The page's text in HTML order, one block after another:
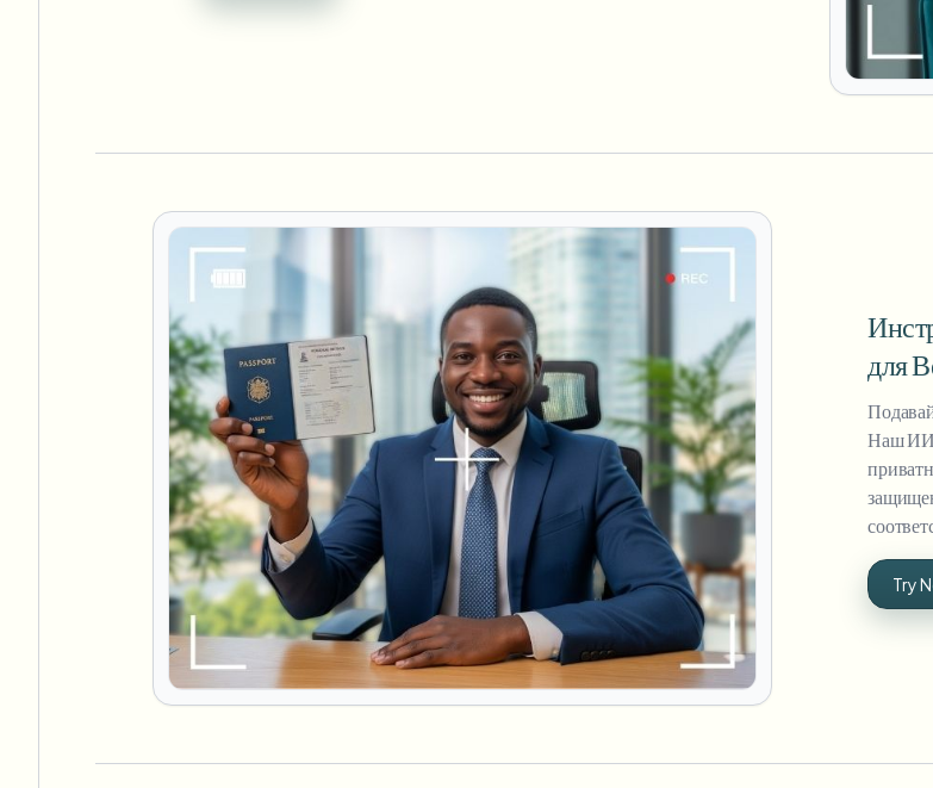
для
Наш ИИ
Try